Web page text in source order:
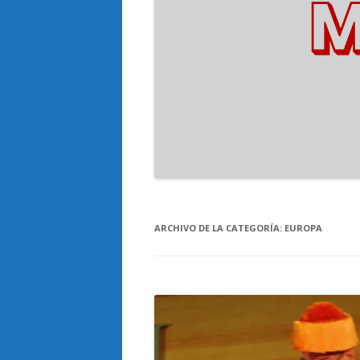
ARCHIVO DE LA CATEGORÍA: EUROPA